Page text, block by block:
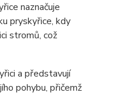
naznačuje
pryskyřice, kdy
stromů, což
a představují
pohybu, přičemž